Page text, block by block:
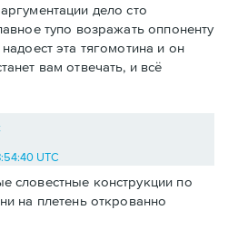
дело сто
тупо возражать оппоненту
эта тягомотина и он
вам отвечать, и всё
UTC
словестные конструкции по
на плетень открованно